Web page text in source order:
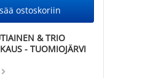
& TRIO
- TUOMIOJÄRVI